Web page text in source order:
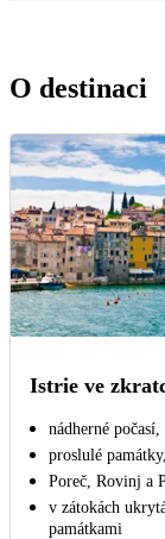
O destinaci
Istrie ve
nádherné
proslulé
Poreč, Rovinj a
v zátokách
památkami